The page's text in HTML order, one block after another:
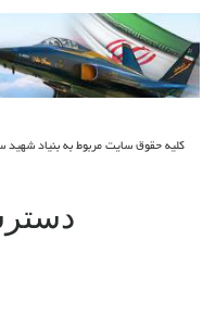
کلیه حقوق سایت مربوط به بنیاد شهید